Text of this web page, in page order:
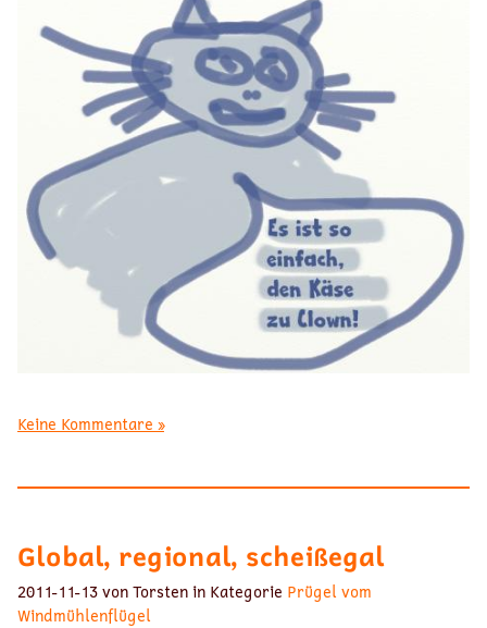
Keine Kommentare »
Global, regional, scheißegal
2011-11-13 von Torsten in Kategorie Prügel vom
Windmühlenflügel